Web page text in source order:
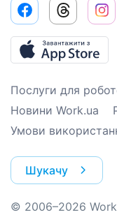
Послуги для
Новини Work.ua
Умови
Шукачу
© 2006–2026